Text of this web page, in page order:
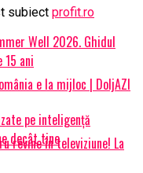
subiect profit.ro
e la mijloc | DoljAZI
revine în televiziune! La
Well 2026. Ghidul
ani
pe inteligență
decât tine